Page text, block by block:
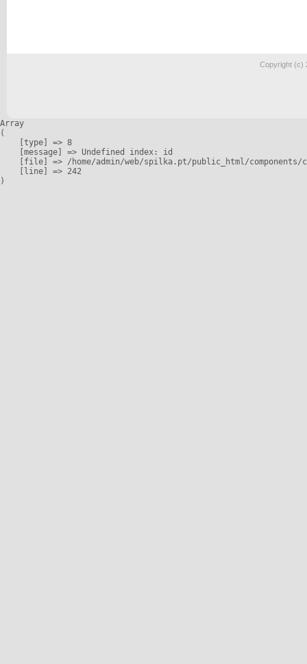
Copyright (c)
Array
(
    [type] => 8
    [message] => Undefined index: id
[file] => /home/admin/web/spilka.pt/public_html/
    [line] => 242